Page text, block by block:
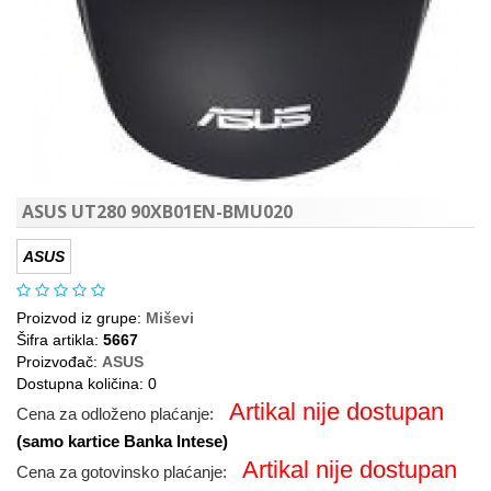
ASUS UT280 90XB01EN-BMU020
ASUS
Proizvod iz grupe: Miševi
Šifra artikla: 5667
Proizvođač: ASUS
Dostupna količina: 0
Cena za odloženo plaćanje: Artikal nije dostupan
(samo kartice Banka Intese)
Cena za gotovinsko plaćanje:
Artikal nije dostupan